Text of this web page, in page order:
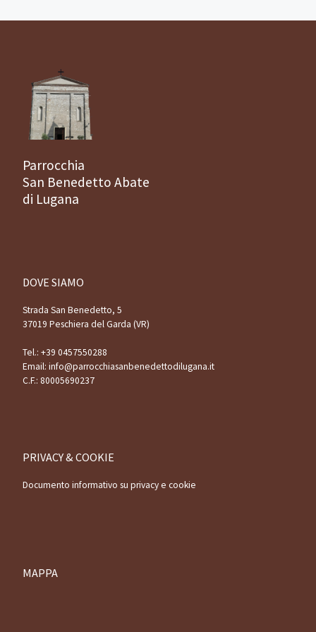
Parrocchia
San Benedetto Abate
di Lugana
DOVE SIAMO
Strada San Benedetto, 5
37019 Peschiera del Garda (VR)
Tel.: +39 0457550288
Email: info@parrocchiasanbenedettodilugana.it
C.F.: 80005690237
PRIVACY & COOKIE
Documento informativo su privacy e cookie
MAPPA